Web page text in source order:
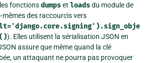
fonctionsdumpset loadsdu module de
des raccourcis vers
). Elles utilisent la sérialisation JSON en
assure que même quand la clé
un attaquant ne pourra pas provoquer